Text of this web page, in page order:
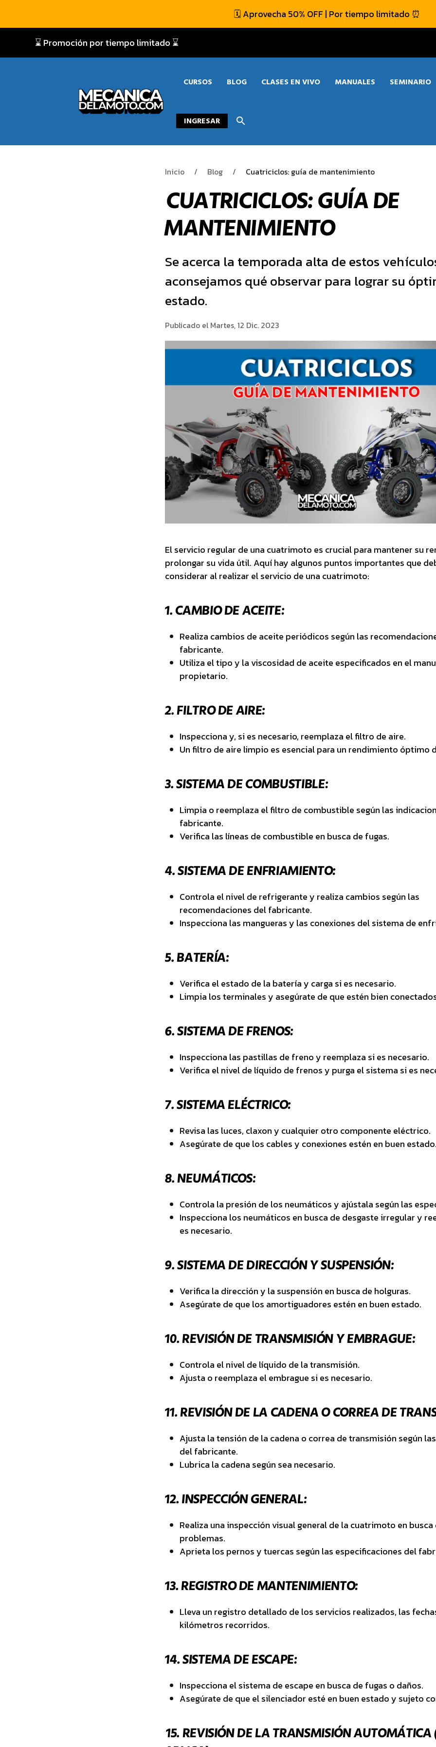
🗓️ Aprovecha 50% OFF | Por tiempo limitado ⏰
⌛ Promoción por tiempo limitado ⌛
CURSOS BLOG CLASES EN VIVO MANUALES SEMINARIO
INGRESAR search
Inicio Blog Cuatriciclos: guía de mantenimiento
CUATRICICLOS: GUÍA DE
MANTENIMIENTO
Se acerca la temporada alta de estos
aconsejamos qué observar para lograr su
estado.
Publicado el Martes, 12 Dic. 2023
El servicio regular de una cuatrimoto es crucial para mantener su
prolongar su vida útil. Aquí hay algunos puntos importantes que
considerar al realizar el servicio de una cuatrimoto:
1.CAMBIO DE ACEITE:
Realiza cambios de aceite periódicos según las
fabricante.
Utiliza el tipo y la viscosidad de aceite especificados en el
propietario.
2.FILTRO DE AIRE:
Inspecciona y, si es necesario, reemplaza el filtro de aire.
Un filtro de aire limpio es esencial para un rendimiento óptimo
3.SISTEMA DE COMBUSTIBLE:
Limpia o reemplaza el filtro de combustible según las
fabricante.
Verifica las líneas de combustible en busca de fugas.
4.SISTEMA DE ENFRIAMIENTO:
Controla el nivel de refrigerante y realiza cambios según las
recomendaciones del fabricante.
Inspecciona las mangueras y las conexiones del sistema de
5.BATERÍA:
Verifica el estado de la batería y carga si es necesario.
Limpia los terminales y asegúrate de que estén bien
6.SISTEMA DE FRENOS:
Inspecciona las pastillas de freno y reemplaza si es necesario.
Verifica el nivel de líquido de frenos y purga el sistema si es
7.SISTEMA ELÉCTRICO:
Revisa las luces, claxon y cualquier otro componente eléctrico.
Asegúrate de que los cables y conexiones estén en buen estado.
8.NEUMÁTICOS:
Controla la presión de los neumáticos y ajústala según las
Inspecciona los neumáticos en busca de desgaste irregular y
es necesario.
9.SISTEMA DE DIRECCIÓN Y SUSPENSIÓN:
Verifica la dirección y la suspensión en busca de holguras.
Asegúrate de que los amortiguadores estén en buen estado.
10.REVISIÓN DE TRANSMISIÓN Y EMBRAGUE:
Controla el nivel de líquido de la transmisión.
Ajusta o reemplaza el embrague si es necesario.
11.REVISIÓN DE LA CADENA O CORREA DE
Ajusta la tensión de la cadena o correa de transmisión según
del fabricante.
Lubrica la cadena según sea necesario.
12.INSPECCIÓN GENERAL:
Realiza una inspección visual general de la cuatrimoto en
problemas.
Aprieta los pernos y tuercas según las especificaciones del
13.REGISTRO DE MANTENIMIENTO:
Lleva un registro detallado de los servicios realizados, las
kilómetros recorridos.
14.SISTEMA DE ESCAPE:
Inspecciona el sistema de escape en busca de fugas o daños.
Asegúrate de que el silenciador esté en buen estado y sujeto
15.REVISIÓN DE LA TRANSMISIÓN AUTOMÁTICA